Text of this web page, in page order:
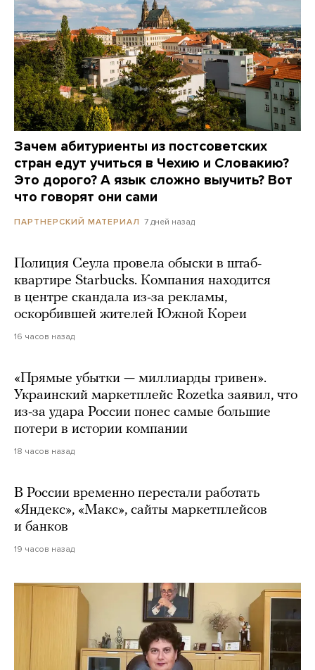
Зачем абитуриенты из постсоветских
стран едут учиться в Чехию и Словакию?
Это дорого? А язык сложно выучить? Вот
что говорят они сами
ПАРТНЕРСКИЙ МАТЕРИАЛ 7 дней назад
Полиция Сеула провела обыски в штаб-
квартире Starbucks. Компания находится
в центре скандала из-за рекламы,
оскорбившей жителей Южной Кореи
16 часов назад
«Прямые убытки — миллиарды гривен».
Украинский маркетплейс Rozetka заявил, что
из-за удара России понес самые большие
потери в истории компании
18 часов назад
В России временно перестали работать
«Яндекс», «Макс», сайты маркетплейсов
и банков
19 часов назад